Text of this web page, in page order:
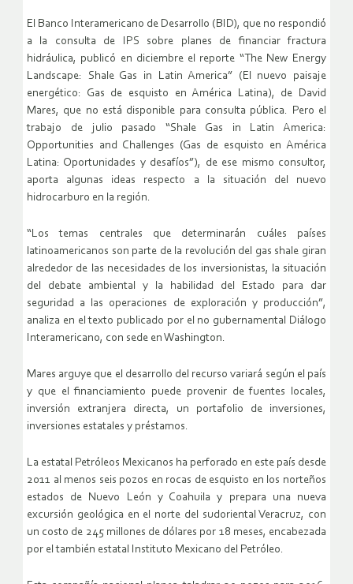
El Banco Interamericano de Desarrollo (BID), que no respondió
a la consulta de IPS sobre planes de financiar fractura
hidráulica, publicó en diciembre el reporte “The New Energy
Landscape: Shale Gas in Latin America” (El nuevo paisaje
energético: Gas de esquisto en América Latina), de David
Mares, que no está disponible para consulta pública. Pero el
trabajo de julio pasado “Shale Gas in Latin America:
Opportunities and Challenges (Gas de esquisto en América
Latina: Oportunidades y desafíos”), de ese mismo consultor,
aporta algunas ideas respecto a la situación del nuevo
hidrocarburo en la región.
“Los temas centrales que determinarán cuáles países
latinoamericanos son parte de la revolución del gas shale giran
alrededor de las necesidades de los inversionistas, la situación
del debate ambiental y la habilidad del Estado para dar
seguridad a las operaciones de exploración y producción”,
analiza en el texto publicado por el no gubernamental Diálogo
Interamericano, con sede en Washington.
Mares arguye que el desarrollo del recurso variará según el país
y que el financiamiento puede provenir de fuentes locales,
inversión extranjera directa, un portafolio de inversiones,
inversiones estatales y préstamos.
La estatal Petróleos Mexicanos ha perforado en este país desde
2011 al menos seis pozos en rocas de esquisto en los norteños
estados de Nuevo León y Coahuila y prepara una nueva
excursión geológica en el norte del sudoriental Veracruz, con
un costo de 245 millones de dólares por 18 meses, encabezada
por el también estatal Instituto Mexicano del Petróleo.